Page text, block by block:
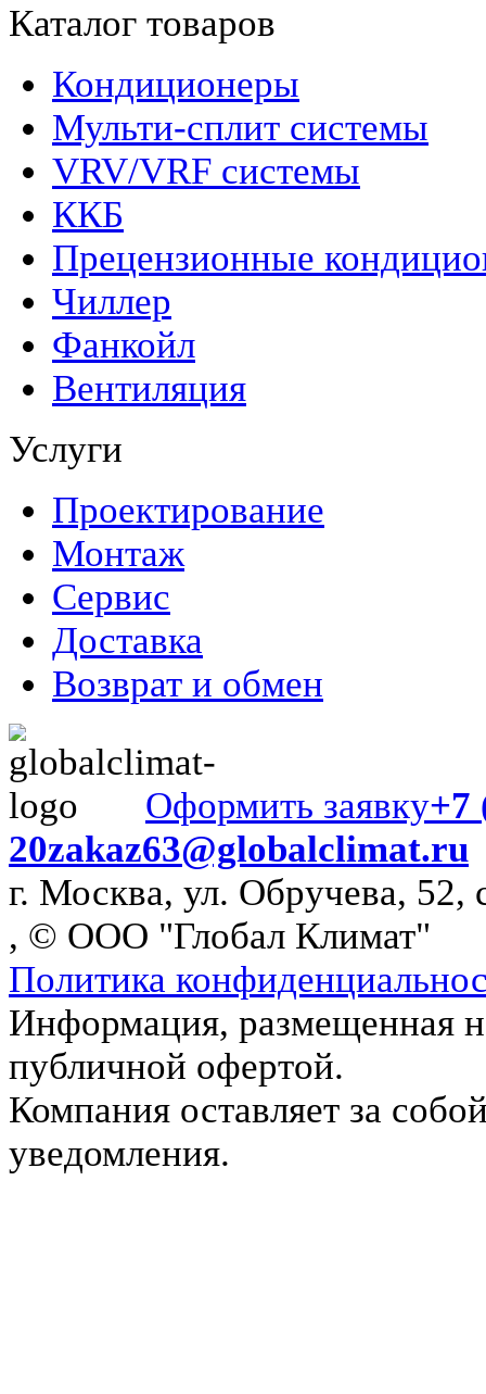
Каталог товаров
Кондиционеры
Мульти-сплит системы
VRV/VRF системы
ККБ
Прецензионные
Чиллер
Фанкойл
Вентиляция
Услуги
Проектирование
Монтаж
Сервис
Доставка
Возврат и обмен
Оформить заявку+7
20zakaz63@globalclimat.ru
г. Москва, ул. Обручева, 52,
, © ООО "Глобал Климат"
Политика
Информация, размещенная
публичной офертой.
Компания оставляет за
уведомления.